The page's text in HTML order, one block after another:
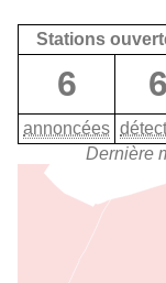
Stations
6 6
annoncées
Dernière